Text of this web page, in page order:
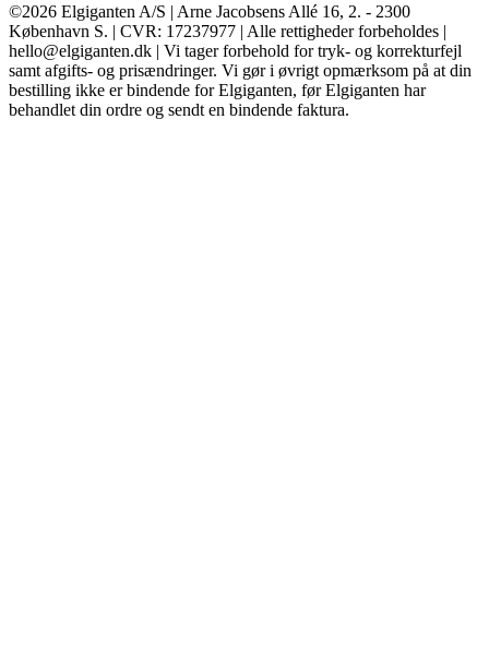
©2026 Elgiganten A/S | Arne Jacobsens Allé 16, 2. - 2300
København S. | CVR: 17237977 | Alle rettigheder forbeholdes |
hello@elgiganten.dk | Vi tager forbehold for tryk- og korrekturfejl
samt afgifts- og prisændringer. Vi gør i øvrigt opmærksom på at din
bestilling ikke er bindende for Elgiganten, før Elgiganten har
behandlet din ordre og sendt en bindende faktura.